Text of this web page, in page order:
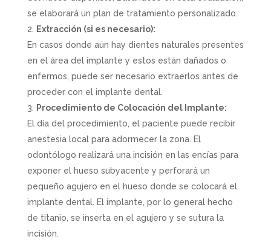
se elaborará un plan de tratamiento personalizado.
Extracción (si es necesario):
En casos donde aún hay dientes naturales presentes
en el área del implante y estos están dañados o
enfermos, puede ser necesario extraerlos antes de
proceder con el implante dental.
Procedimiento de Colocación del Implante:
El día del procedimiento, el paciente puede recibir
anestesia local para adormecer la zona. El
odontólogo realizará una incisión en las encías para
exponer el hueso subyacente y perforará un
pequeño agujero en el hueso donde se colocará el
implante dental. El implante, por lo general hecho
de titanio, se inserta en el agujero y se sutura la
incisión.